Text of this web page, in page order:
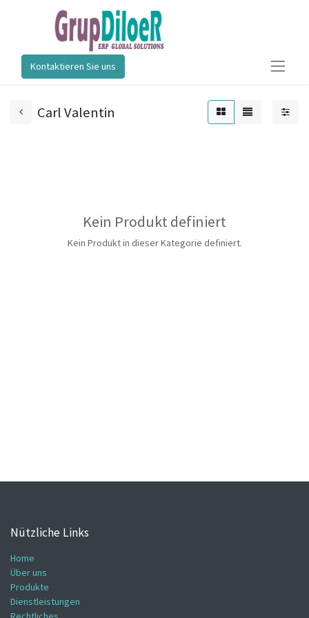
Kontaktieren Sie uns
Carl Valentin
Kein Produkt definiert
Kein Produkt in dieser Kategorie definiert.
Nützliche Links
Home
Über uns
Produkte
Dienstleistungen